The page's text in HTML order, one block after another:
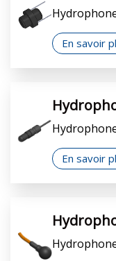
En savoir
En savoir